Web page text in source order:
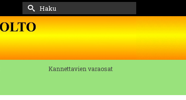
Search
for:
Kannettavien varaosat